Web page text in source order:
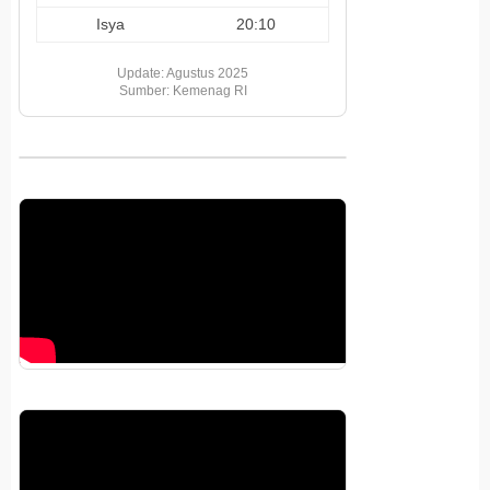
Isya
20:10
Update: Agustus 2025
Sumber: Kemenag RI
Pemutar